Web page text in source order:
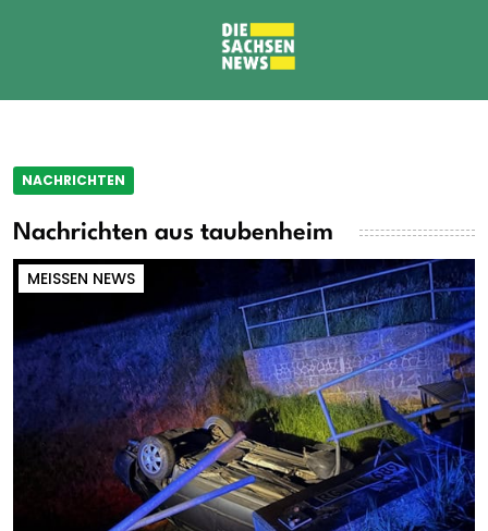
NACHRICHTEN
Nachrichten aus taubenheim
MEISSEN NEWS